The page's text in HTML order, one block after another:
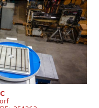
TNC 620 - TNC 620
mm
mm